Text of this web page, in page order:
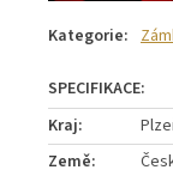
Kategorie:
Kraj:
Země: